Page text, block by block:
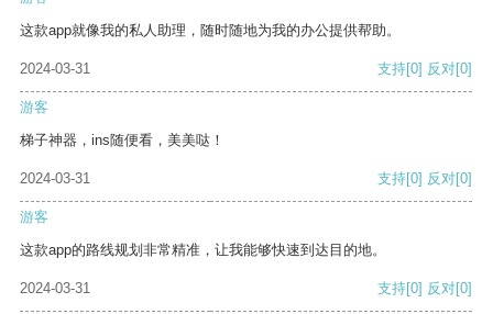
这款app就像我的私人助理，随时随地为我的办公提供帮助。
2024-03-31 支持[0] 反对[0]
游客
梯子神器，ins随便看，美美哒！
2024-03-31 支持[0] 反对[0]
游客
这款app的路线规划非常精准，让我能够快速到达目的地。
2024-03-31 支持[0] 反对[0]